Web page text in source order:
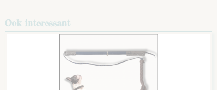
Ook interessant